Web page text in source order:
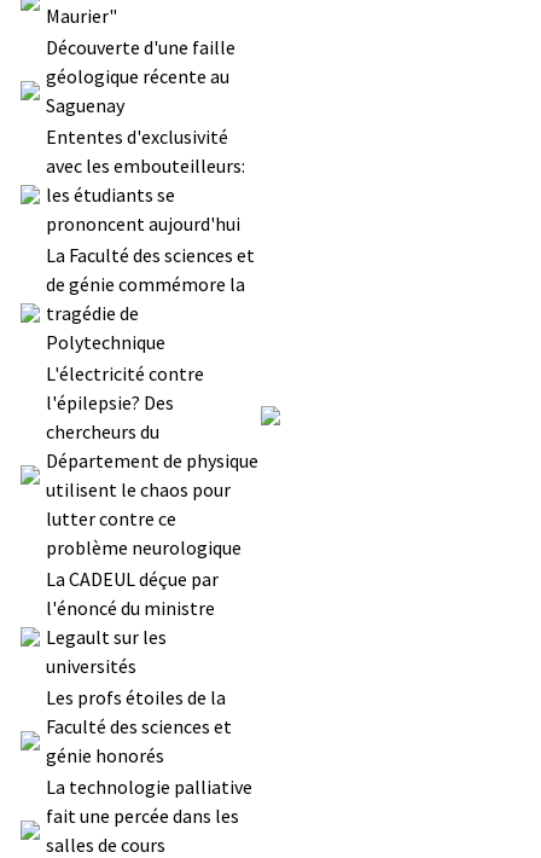
Maurier"
Découverte d'une faille
géologique récente au
Saguenay
Ententes d'exclusivité
avec les embouteilleurs:
les étudiants se
prononcent aujourd'hui
La Faculté des sciences et
de génie commémore la
tragédie de
Polytechnique
L'électricité contre
l'épilepsie? Des
chercheurs du
Département de physique
utilisent le chaos pour
lutter contre ce
problème neurologique
La CADEUL déçue par
l'énoncé du ministre
Legault sur les
universités
Les profs étoiles de la
Faculté des sciences et
génie honorés
La technologie palliative
fait une percée dans les
salles de cours